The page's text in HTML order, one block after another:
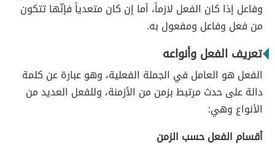
وفاعل إذا كان الفعل لازماً، أما إن كان متعدياً فإنّها تتكون
من فعل وفاعل ومفعول به.
تعريف الفعل وأنواعه
الفعل هو العامل في الجملة الفعلية، وهو عبارة عن كلمة
دالة على حدث مرتبط بزمن من الأزمنة، وللفعل العديد من
الأنواع وهي:
أقسام الفعل حسب الزمن